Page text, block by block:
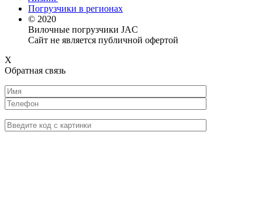
Погрузчики в регионах
© 2020
Вилочные погрузчики JAC
Сайт не является публичной офертой
X
Обратная связь